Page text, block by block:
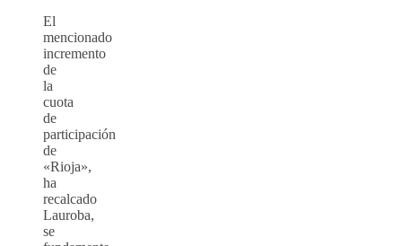
El
mencionado
incremento
de
la
cuota
de
participación
de
«Rioja»,
ha
recalcado
Lauroba,
se